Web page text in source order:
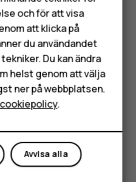
Inställningar , tryck på
Sortera
Kontakter.
kontakter
Inställningar>
och för att visa
att klicka på
du användandet
Du kan ändra
helst genom att välja
ner på webbplatsen.
cookiepolicy.
Avvisa alla